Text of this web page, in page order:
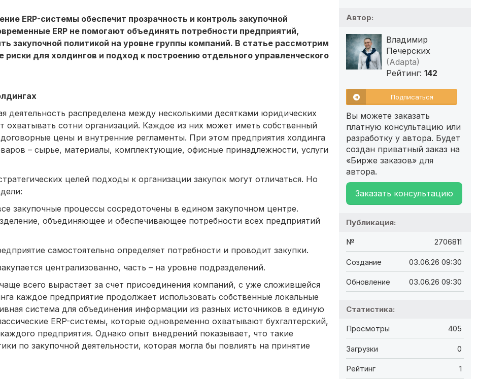
ERP-системы обеспечит прозрачность и контроль закупочной
ERP не помогают объединять потребности предприятий,
закупочной политикой на уровне группы компаний. В статье рассмотрим
риски для холдингов и подход к построению отдельного управленческого
деятельность распределена между несколькими десятками юридических
сотни организаций. Каждое из них может иметь собственный
цены и внутренние регламенты. При этом предприятия холдинга
– сырье, материалы, комплектующие, офисные принадлежности, услуги
целей подходы к организации закупок могут отличаться. Но
закупочные процессы сосредоточены в едином закупочном центре.
объединяющее и обеспечивающее потребности всех предприятий
самостоятельно определяет потребности и проводит закупки.
централизованно, часть – на уровне подразделений.
всего вырастает за счет присоединения компаний, с уже сложившейся
каждое предприятие продолжает использовать собственные локальные
система для объединения информации из разных источников в единую
ERP-системы, которые одновременно охватывают бухгалтерский,
предприятия. Однако опыт внедрений показывает, что такие
по закупочной деятельности, которая могла бы повлиять на принятие
Автор:
Владимир
Печерских
(Adapta)
Рейтинг: 142
Подписаться
Вы можете заказать
платную консультацию или
разработку у автора. Будет
создан приватный заказ на
«Бирже заказов» для
автора.
Заказать консультацию
Публикация:
№ 2706811
Создание 03.06.26 09:30
Обновление 03.06.26 09:30
Статистика:
Просмотры 405
Загрузки 0
Рейтинг 1